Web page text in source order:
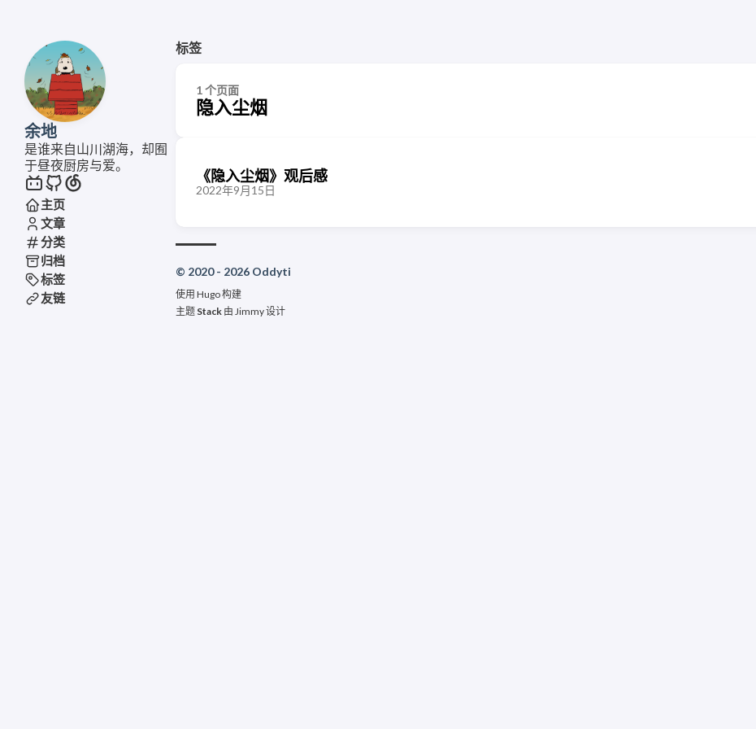
余地
是谁来自山川湖海，却囿
于昼夜厨房与爱。
主页
文章
分类
归档
标签
友链
标签
1 个页面
隐入尘烟
《隐入尘烟》观后感
2022年9月15日
© 2020 - 2026 Oddyti
使用 Hugo构建
主题 Stack由 Jimmy设计